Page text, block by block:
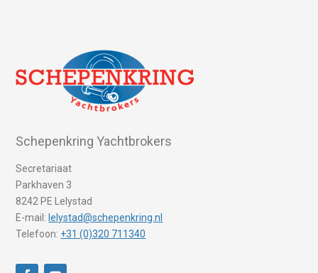
Schepenkring Yachtbrokers
Secretariaat
Parkhaven 3
8242 PE Lelystad
E-mail: lelystad@schepenkring.nl
Telefoon: +31 (0)320 711340